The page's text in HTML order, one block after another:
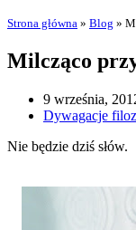
Strona główna » Blog »
Milcząco
9 września,
Dywagacje
Nie będzie dziś słów.